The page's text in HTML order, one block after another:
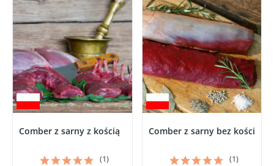
Comber z sarny z kością
(1)
Comber z sarny bez kości
(1)